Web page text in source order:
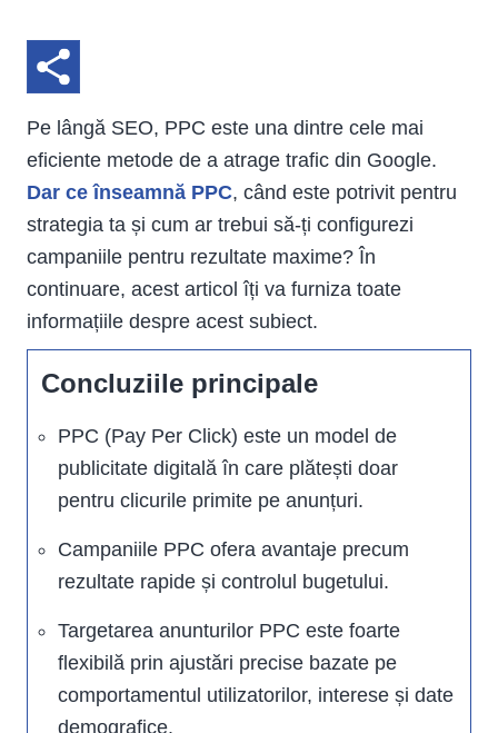
Pe lângă SEO, PPC este una dintre cele mai
eficiente metode de a atrage trafic din Google.
Dar ce înseamnă PPC, când este potrivit pentru
strategia ta și cum ar trebui să-ți configurezi
campaniile pentru rezultate maxime? În
continuare, acest articol îți va furniza toate
informațiile despre acest subiect.
Concluziile principale
PPC (Pay Per Click) este un model de
publicitate digitală în care plătești doar
pentru clicurile primite pe anunțuri.
Campaniile PPC ofera avantaje precum
rezultate rapide și controlul bugetului.
Targetarea anunturilor PPC este foarte
flexibilă prin ajustări precise bazate pe
comportamentul utilizatorilor, interese și date
demografice.